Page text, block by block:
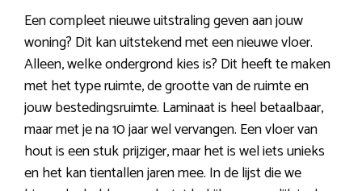
Een compleet nieuwe uitstraling geven aan jouw
woning? Dit kan uitstekend met een nieuwe vloer.
Alleen, welke ondergrond kies is? Dit heeft te maken
met het type ruimte, de grootte van de ruimte en
jouw bestedingsruimte. Laminaat is heel betaalbaar,
maar met je na 10 jaar wel vervangen. Een vloer van
hout is een stuk prijziger, maar het is wel iets unieks
en het kan tientallen jaren mee. In de lijst die we